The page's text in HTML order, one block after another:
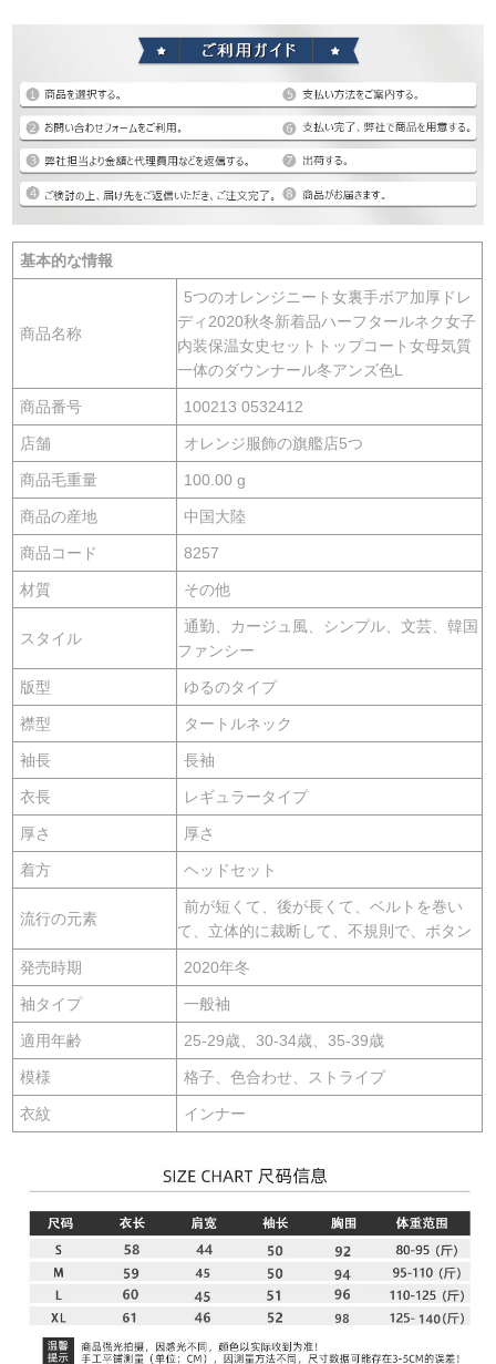
基本的な情報
商品名称
5つのオレンジニート女裏手ボア加厚ドレ
ディ2020秋冬新着品ハーフタールネク女子
内装保温女史セットトップコート女母気質
一体のダウンナール冬アンズ色L
商品番号 100213 0532412
店舗 オレンジ服飾の旗艦店5つ
商品毛重量 100.00 g
商品の産地 中国大陸
商品コード 8257
材質 その他
スタイル
通勤、カージュ風、シンプル、文芸、韓国
ファンシー
版型 ゆるのタイプ
襟型 タートルネック
袖長 長袖
衣長 レギュラータイプ
厚さ 厚さ
着方 ヘッドセット
流行の元素
前が短くて、後が長くて、ベルトを巻い
て、立体的に裁断して、不規則で、ボタン
発売時期 2020年冬
袖タイプ 一般袖
適用年齢 25-29歳、30-34歳、35-39歳
模様 格子、色合わせ、ストライプ
衣紋 インナー